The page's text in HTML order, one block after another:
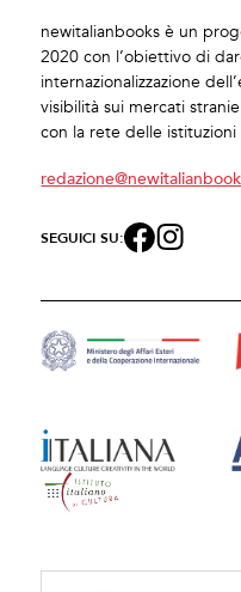
newitalianbooks è un
2020 con l’obiettivo di
internazionalizzazione
visibilità sui mercati
con la rete delle istituzioni
SEGUICI SU: